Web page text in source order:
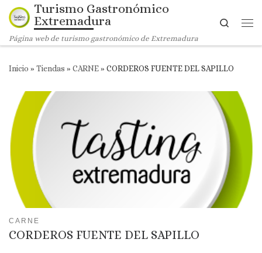
Saltar al contenido
Turismo Gastronómico
Extremadura
Página web de turismo gastronómico de Extremadura
Search
Inicio » Tiendas » CARNE» CORDEROS FUENTE DEL SAPILLO
CARNE
CORDEROS FUENTE DEL SAPILLO